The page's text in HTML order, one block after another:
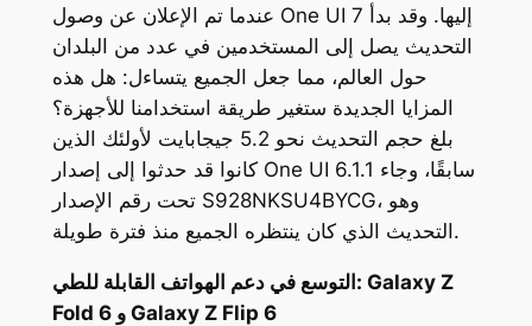
عندما تم الإعلان عن وصول One UI 7 إليها. وقد بدأ
التحديث يصل إلى المستخدمين في عدد من البلدان
حول العالم، مما جعل الجميع يتساءل: هل هذه
المزايا الجديدة ستغير طريقة استخدامنا للأجهزة؟
بلغ حجم التحديث نحو 5.2 جيجابايت لأولئك الذين
كانوا قد حدثوا إلى إصدار One UI 6.1.1 سابقًا، وجاء
تحت رقم الإصدار S928NKSU4BYCG، وهو
التحديث الذي كان ينتظره الجميع منذ فترة طويلة.
التوسع في دعم الهواتف القابلة للطي: Galaxy Z
Fold 6 و Galaxy Z Flip 6